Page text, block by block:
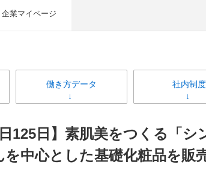
企業マイページ
働き方データ 社内制度
125日】素肌美をつくる「
中心とした基礎化粧品を販